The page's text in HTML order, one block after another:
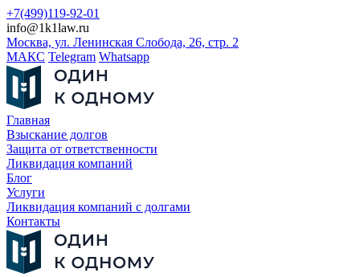
+7(499)119-92-01
info@1k1law.ru
Москва, ул. Ленинская Слобода, 26, стр. 2
МАКС Telegram Whatsapp
Главная
Взыскание долгов
Защита от ответственности
Ликвидация компаний
Блог
Услуги
Ликвидация компаний с долгами
Контакты